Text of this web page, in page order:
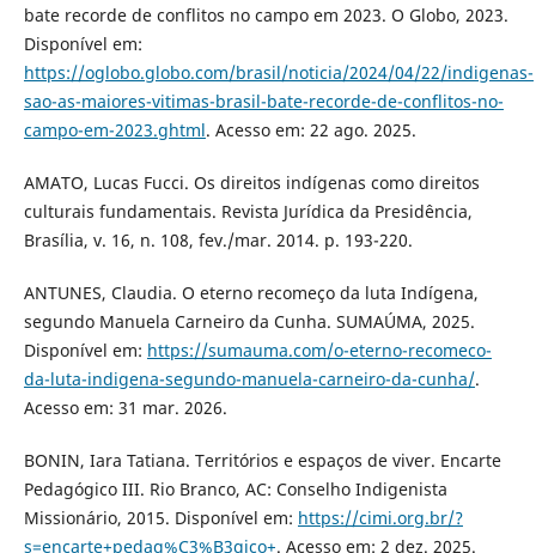
bate recorde de conflitos no campo em 2023. O Globo, 2023.
Disponível em:
https://oglobo.globo.com/brasil/noticia/2024/04/22/indigenas-
sao-as-maiores-vitimas-brasil-bate-recorde-de-conflitos-no-
campo-em-2023.ghtml. Acesso em: 22 ago. 2025.
AMATO, Lucas Fucci. Os direitos indígenas como direitos
culturais fundamentais. Revista Jurídica da Presidência,
Brasília, v. 16, n. 108, fev./mar. 2014. p. 193-220.
ANTUNES, Claudia. O eterno recomeço da luta Indígena,
segundo Manuela Carneiro da Cunha. SUMAÚMA, 2025.
Disponível em: https://sumauma.com/o-eterno-recomeco-
da-luta-indigena-segundo-manuela-carneiro-da-cunha/.
Acesso em: 31 mar. 2026.
BONIN, Iara Tatiana. Territórios e espaços de viver. Encarte
Pedagógico III. Rio Branco, AC: Conselho Indigenista
Missionário, 2015. Disponível em: https://cimi.org.br/?
s=encarte+pedag%C3%B3gico+. Acesso em: 2 dez. 2025.